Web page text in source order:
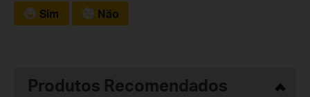
Sim Não
Produtos Recomendados